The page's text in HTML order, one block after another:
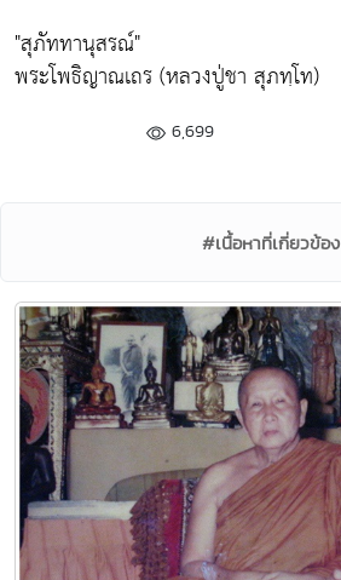
"สุภัททานุสรณ์"
พระโพธิญาณเถร (หลวงปู่ชา สุภทฺโท)
6,699
#เนื้อหาที่เกี่ยวข้อง